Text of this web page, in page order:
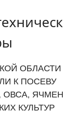
ОБЛАСТИ
К ПОСЕВУ
КУЛЬТУР